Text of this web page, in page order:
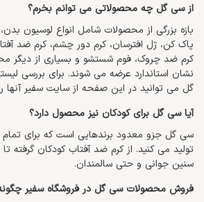
از سی گل چه محصولاتی می توانم بخرم؟
بازه بزرگی از محصولات شامل انواع لوسیون بدن،
پاک کن، ژل افترسان، کرم دور چشم، کرم ضد
کرم ضد چروک، فوم شستشو و بسیاری از دیگر
نشان استاندارد عرضه می شوند. برای بررسی
گل می توانید در این صفحه از سایت سفیر آنها
آیا سی گل برای کودکان نیز محصول دارد؟
سی گل جزو معدود برندهایی است که برای تمام
تولید می کنید. از کرم ضد آفتاب کودکان گرفته
سنین جوانی و حتی سالمندان.
فروش محصولات سی گل در فروشگاه سفیر